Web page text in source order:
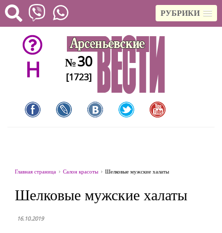
РУБРИКИ
H №30
[1723]
Главная страница Салон красоты Шелковые мужские халаты
Шелковые мужские халаты
16.10.2019